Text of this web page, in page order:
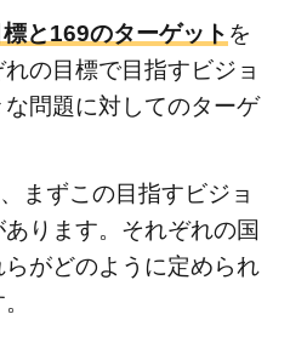
と169のターゲット を
の目標で目指すビジョ
問題に対してのターゲ
まずこの目指すビジョ
ります。それぞれの国
がどのように定められ